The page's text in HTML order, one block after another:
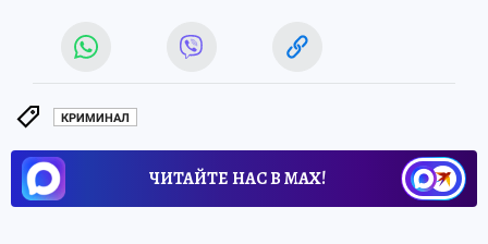
КРИМИНАЛ
ЧИТАЙТЕ НАС В МАХ!